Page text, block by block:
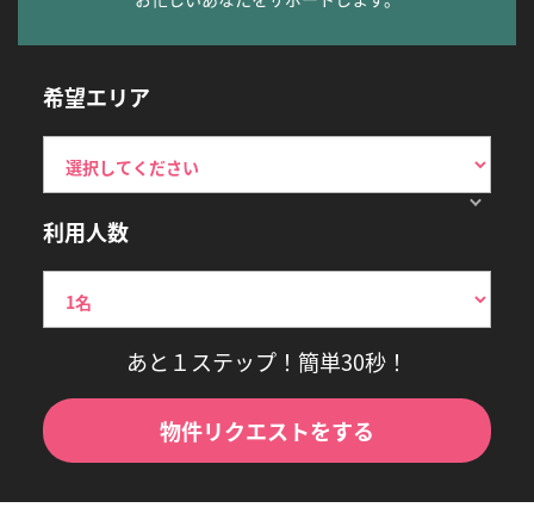
希望エリア
利用人数
あと１ステップ！簡単30秒！
物件リクエストをする